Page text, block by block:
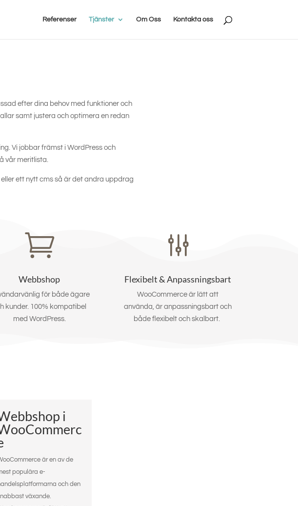
Referenser Tjänster Om Oss Kontakta oss
efter dina behov med funktioner och
samt justera och optimera en redan
Vi jobbar främst i WordPress och
vår meritlista.
ett nytt cms så är det andra uppdrag

Webbshop
för både ägare
kunder. 100% kompatibel
med WordPress.
g
Flexibelt & Anpassningsbart
WooCommerce är lätt att
använda, är anpassningsbart och
både flexibelt och skalbart.
i
är en av de
populära e-
och den
växande.